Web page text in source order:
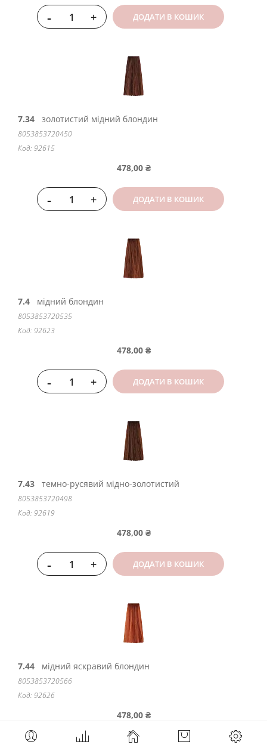
- + ДОДАТИ В КОШИК
7.34 золотистий мідний блондин
8053853720450
Код: 92615
478,00 ₴
- + ДОДАТИ В КОШИК
7.4 мідний блондин
8053853720535
Код: 92623
478,00 ₴
- + ДОДАТИ В КОШИК
7.43 темно-русявий мідно-золотистий
8053853720498
Код: 92619
478,00 ₴
- + ДОДАТИ В КОШИК
7.44 мідний яскравий блондин
8053853720566
Код: 92626
478,00 ₴
ДОДАТИ В КОШИК